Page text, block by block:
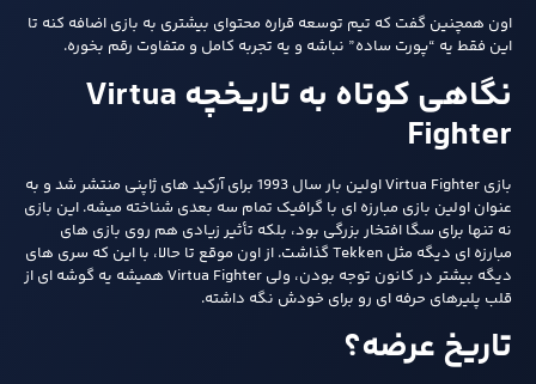
اون همچنین گفت که تیم توسعه قراره محتوای بیشتری به بازی اضافه کنه تا
این فقط یه “پورت ساده” نباشه و یه تجربه کامل و متفاوت رقم بخوره.
نگاهی کوتاه به تاریخچه Virtua
Fighter
بازی Virtua Fighter اولین بار سال 1993 برای آرکید های ژاپنی منتشر شد و به
عنوان اولین بازی مبارزه‌ ای با گرافیک تمام سه‌ بعدی شناخته میشه. این بازی
نه تنها برای سگا افتخار بزرگی بود، بلکه تأثیر زیادی هم روی بازی‌ های
مبارزه‌ ای دیگه مثل Tekken گذاشت. از اون موقع تا حالا، با این که سری‌ های
دیگه بیشتر در کانون توجه بودن، ولی Virtua Fighter همیشه یه گوشه‌ ای از
قلب پلیرهای حرفه‌ ای رو برای خودش نگه داشته.
تاریخ عرضه؟